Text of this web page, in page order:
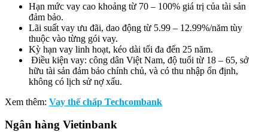
Hạn mức vay cao khoảng từ 70 – 100% giá trị của tài sản
đảm bảo.
Lãi suất vay ưu đãi, dao động từ 5.99 – 12.99%/năm tùy
thuộc vào từng gói vay.
Kỳ hạn vay linh hoạt, kéo dài tối đa đến 25 năm.
Điều kiện vay: công dân Việt Nam, độ tuổi từ 18 – 65, sở
hữu tài sản đảm bảo chính chủ, và có thu nhập ổn định,
không có lịch sử nợ xấu.
Xem thêm: Vay thế chấp Techcombank
Ngân hàng Vietinbank